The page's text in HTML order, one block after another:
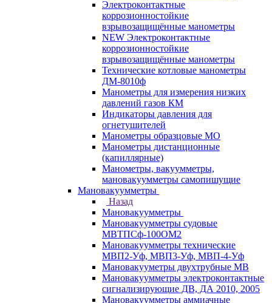
Электроконтактные
коррозионностойкие
взрывозащищённые манометры
NEW Электроконтактные
коррозионностойкие
взрывозащищённые манометры
Технические котловые манометры
ДМ-8010ф
Манометры для измерения низких
давлений газов КМ
Индикаторы давления для
огнетушителей
Манометры образцовые МО
Манометры дистанционные
(капиллярные)
Манометры, вакуумметры,
мановакуумметры самопишущие
Мановакуумметры
Назад
Мановакуумметры
Мановакуумметры судовые
МВТПСф-100ОМ2
Мановакуумметры технические
МВП2-Уф, МВП3-Уф, МВП-4-Уф
Мановакууметры двухтрубные МВ
Мановакуумметры электроконтактные
сигнализирующие ДВ, ДА 2010, 2005
Мановакуумметры аммиачные